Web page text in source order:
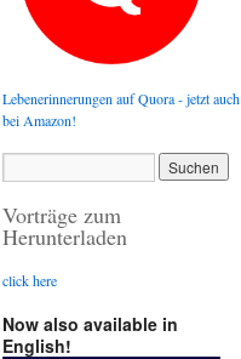
Lebenerinnerungen auf Quora - jetzt auch
bei Amazon!
Vorträge zum
Herunterladen
click here
Now also available in
English!